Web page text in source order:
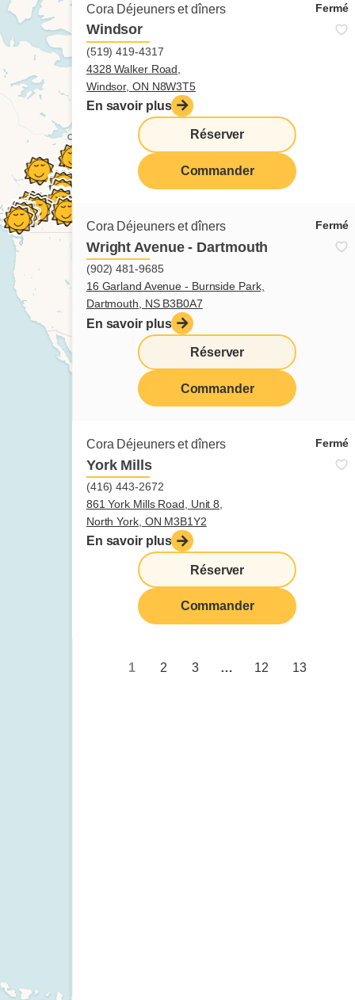
Cora Déjeuners et dîners Fermé
Windsor
(519) 419-4317
4328 Walker Road,
Windsor, ON N8W3T5
En savoir plus
Réserver
Commander
Cora Déjeuners et dîners Fermé
Wright Avenue - Dartmouth
(902) 481-9685
16 Garland Avenue - Burnside Park,
Dartmouth, NS B3B0A7
En savoir plus
Réserver
Commander
Cora Déjeuners et dîners Fermé
York Mills
(416) 443-2672
861 York Mills Road, Unit 8,
North York, ON M3B1Y2
En savoir plus
Réserver
Commander
1 2 3 … 12 13